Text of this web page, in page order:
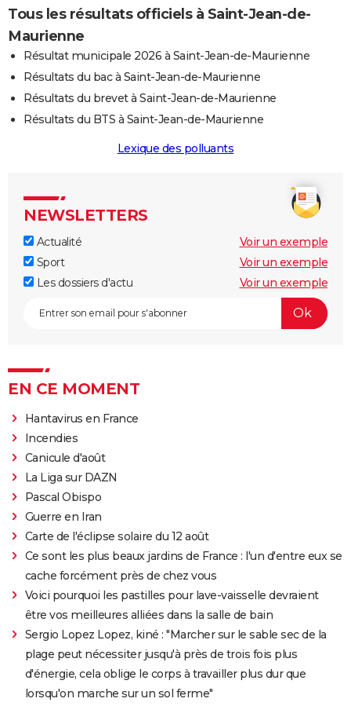
Tous les résultats officiels à Saint-Jean-de-
Maurienne
Résultat municipale 2026 à Saint-Jean-de-Maurienne
Résultats du bac à Saint-Jean-de-Maurienne
Résultats du brevet à Saint-Jean-de-Maurienne
Résultats du BTS à Saint-Jean-de-Maurienne
Lexique des polluants
NEWSLETTERS
Actualité
Voir un exemple
Sport
Voir un exemple
Les dossiers d'actu
Voir un exemple
EN CE MOMENT
Hantavirus en France
Incendies
Canicule d'août
La Liga sur DAZN
Pascal Obispo
Guerre en Iran
Carte de l'éclipse solaire du 12 août
Ce sont les plus beaux jardins de France : l'un d'entre eux se
cache forcément près de chez vous
Voici pourquoi les pastilles pour lave-vaisselle devraient
être vos meilleures alliées dans la salle de bain
Sergio Lopez Lopez, kiné : "Marcher sur le sable sec de la
plage peut nécessiter jusqu'à près de trois fois plus
d'énergie, cela oblige le corps à travailler plus dur que
lorsqu'on marche sur un sol ferme"